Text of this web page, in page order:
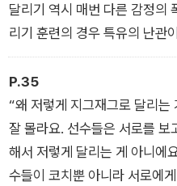
달리기 역시 매번 다른 감정의
리기 훈련의 경우 특유의 난관
여정이자 모험이라고 할 수 있
P.35
“왜 저렇게 지그재그로 달리
잘 몰라요. 선수들은 서로를
해서 저렇게 달리는 게 아니에
수들이 코치뿐 아니라 서로에